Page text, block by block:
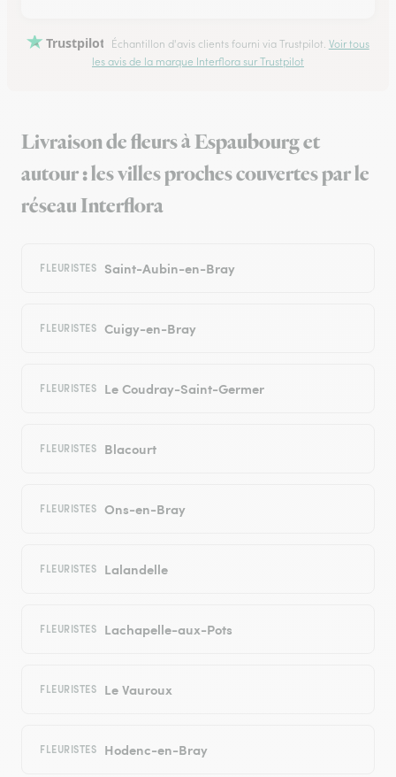
Trustpilot Échantillon d'avis clients fourni via Trustpilot. Voir tous
les avis de la marque Interflora sur Trustpilot
Livraison de fleurs à Espaubourg et
autour : les villes proches couvertes par le
réseau Interflora
FLEURISTES Saint-Aubin-en-Bray
FLEURISTES Cuigy-en-Bray
FLEURISTES Le Coudray-Saint-Germer
FLEURISTES Blacourt
FLEURISTES Ons-en-Bray
FLEURISTES Lalandelle
FLEURISTES Lachapelle-aux-Pots
FLEURISTES Le Vauroux
FLEURISTES Hodenc-en-Bray